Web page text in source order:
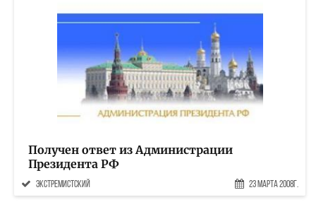
Получен ответ из Администрации
Президента РФ
экстремистский 23 Марта 2008г.